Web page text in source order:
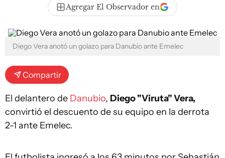
Agregar El Observador en
Diego Vera anotó un golazo para Danubio ante Emelec
Compartir
El delantero de Danubio, Diego "Viruta" Vera,
convirtió el descuento de su equipo en la derrota
2-1 ante Emelec.